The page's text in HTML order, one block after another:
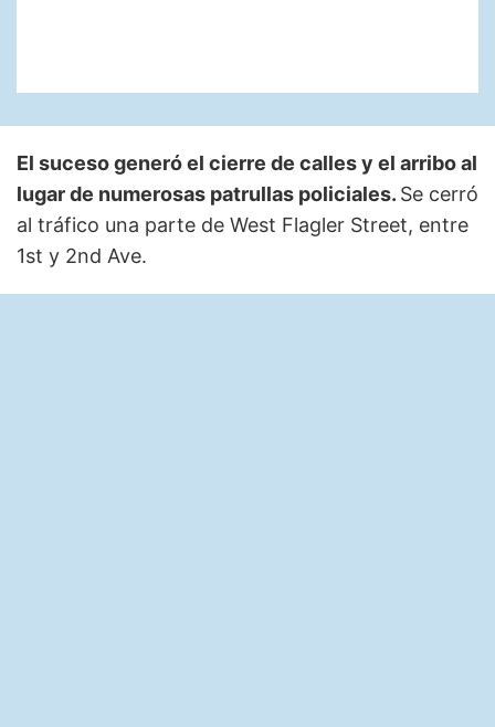
El suceso generó el cierre de calles y el arribo al
lugar de numerosas patrullas policiales. Se cerró
al tráfico una parte de West Flagler Street, entre
1st y 2nd Ave.